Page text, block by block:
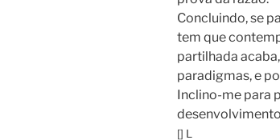
Concluindo, se
tem que
partilhada
paradigmas, e
Inclino-me para
[] L